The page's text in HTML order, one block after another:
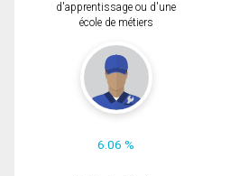
d'apprentissage ou d'une
école de métiers
6.06 %